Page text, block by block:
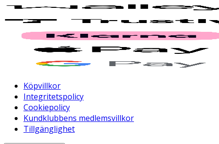
Köpvillkor
Integritetspolicy
Cookiepolicy
Kundklubbens medlemsvillkor
Tillgänglighet